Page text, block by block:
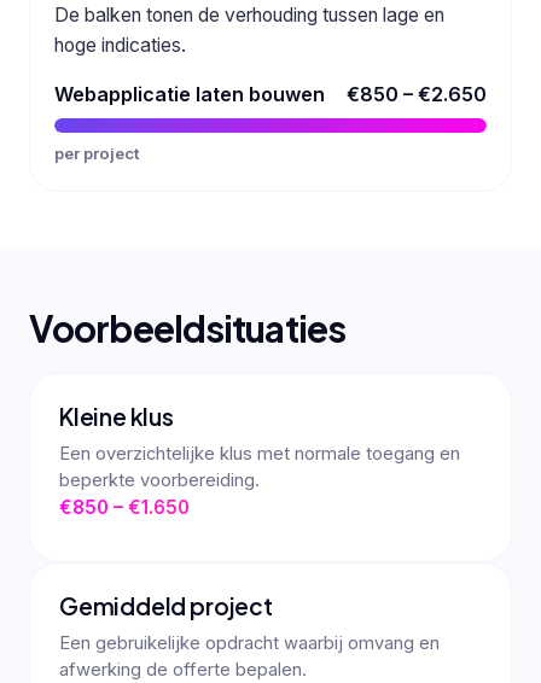
De balken tonen de verhouding tussen lage en
hoge indicaties.
Webapplicatie laten bouwen €850 – €2.650
per project
Voorbeeldsituaties
Kleine klus
Een overzichtelijke klus met normale toegang en
beperkte voorbereiding.
€850 – €1.650
Gemiddeld project
Een gebruikelijke opdracht waarbij omvang en
afwerking de offerte bepalen.